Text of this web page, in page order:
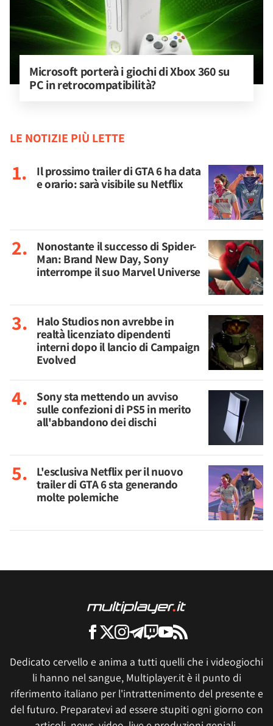
Microsoft porterà i giochi di Xbox 360 su
PC in retrocompatibilità?
LE NOTIZIE PIÙ LETTE
Il prossimo trailer di GTA 6 ha data
e orario: sarà visibile su Netflix
Nonostante il successo di Spider-
Man: Brand New Day, Sony
interrompe il suo Marvel Universe
Halo Studios non avrebbe in
realtà licenziato dipendenti
interni dopo il lancio di Campaign
Evolved
Sony sta mettendo un avviso
sulle confezioni di PS5 in merito
all'abbandono dei dischi
L'esclusiva Netflix per il nuovo
trailer di GTA 6 sta generando
molte polemiche
Dedicato cervello e anima a tutti quelli che i videogiochi
li hanno nel sangue, Multiplayer.it è il punto di
riferimento italiano per l'intrattenimento del presente e
del futuro. Preparatevi ad essere stupiti ogni giorno con